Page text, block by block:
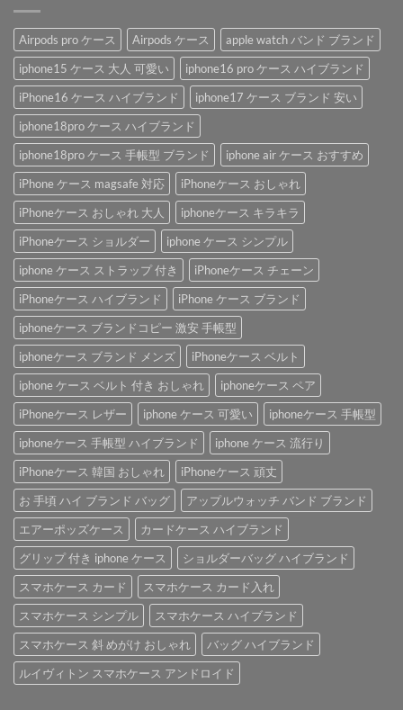
Airpods pro ケース Airpods ケース
apple watch バンド ブランド
iphone15 ケース 大人 可愛い
iphone16 pro ケース ハイブランド
iPhone16 ケース ハイブランド
iphone17 ケース ブランド 安い
iphone18pro ケース ハイブランド
iphone18pro ケース 手帳型 ブランド
iphone air ケース おすすめ
iPhone ケース magsafe 対応
iPhoneケース おしゃれ
iPhoneケース おしゃれ 大人
iphoneケース キラキラ
iPhoneケース ショルダー
iphone ケース シンプル
iphone ケース ストラップ 付き
iPhoneケース チェーン
iPhoneケース ハイブランド
iPhone ケース ブランド
iphoneケース ブランドコピー 激安 手帳型
iphoneケース ブランド メンズ
iPhoneケース ベルト
iphone ケース ベルト 付き おしゃれ
iphoneケース ペア
iPhoneケース レザー
iphone ケース 可愛い
iphoneケース 手帳型
iphoneケース 手帳型 ハイブランド
iphone ケース 流行り
iPhoneケース 韓国 おしゃれ
iPhoneケース 頑丈
お 手頃 ハイ ブランド バッグ
アップルウォッチ バンド ブランド
エアーポッズケース
カードケース ハイブランド
グリップ 付き iphone ケース
ショルダーバッグ ハイブランド
スマホケース カード
スマホケース カード入れ
スマホケース シンプル
スマホケース ハイブランド
スマホケース 斜 めがけ おしゃれ
バッグ ハイブランド
ルイヴィトン スマホケース アンドロイド